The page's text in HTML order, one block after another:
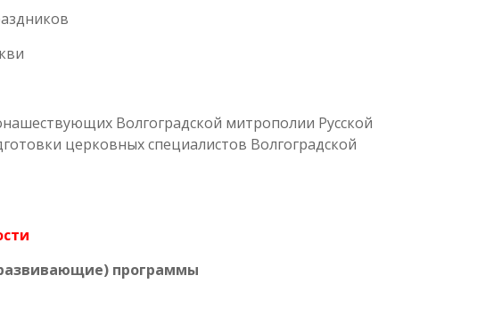
Волгоградской митрополии Русской
церковных специалистов Волгоградской
программы